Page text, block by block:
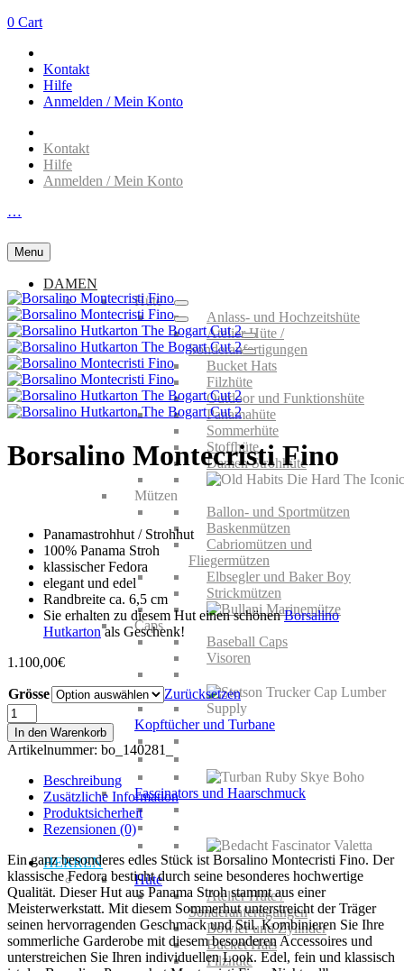
0 Cart
Kontakt
Hilfe
Anmelden / Mein Konto
Kontakt
Hilfe
Anmelden / Mein Konto
…
Menu
DAMEN
Hüte
Anlass- und Hochzeitshüte
Atelier Hüte /
Sonderanfertigungen
Bucket Hats
Filzhüte
Outdoor und Funktionshüte
Panamahüte
Sommerhüte
Stoffhüte
Damen Strohhüte
Mützen
Ballon- und Sportmützen
Baskenmützen
Cabriomützen und
Fliegermützen
Elbsegler und Baker Boy
Strickmützen
Caps
Baseball Caps
Visoren
Kopftücher und Turbane
Fascinators und Haarschmuck
HERREN
Hüte
Atelier Hüte /
Sonderanfertigungen
Bowler und Zylinder
Bucket Hats
Filzhüte
Borsalino Montecristi Fino
Panamastrohhut / Strohhut
100% Panama Stroh
klassischer Fedora
elegant und edel
Randbreite ca. 6,5 cm
Sie erhalten zu diesem Hut einen schönenBorsalino
Hutkartonals Geschenk!
1.100,00€
Grösse
Zurücksetzen
Borsalino
Montecristi
Fino
Menge
In den Warenkorb
Artikelnummer: bo_140281_
Beschreibung
Zusätzliche Information
Produktsicherheit
Rezensionen (0)
Ein ganz besonderes edles Stück ist Borsalino Montecristi Fino. Der
klassische Fedora besticht durch seine besonderes hochwertige
Qualität. Dieser Hut aus Panama Stroh stammt aus einer
Meisterwerkstatt. Mit diesem Sommerhut unterstreicht der Träger
seinen hervorragenden Geschmack und Stil. Kombinieren Sie Ihre
sommerliche Garderobe mit diesem besonderen Accessoires und
unterstreichen Sie Ihren individuellen Look. Edel, fein und klassisch